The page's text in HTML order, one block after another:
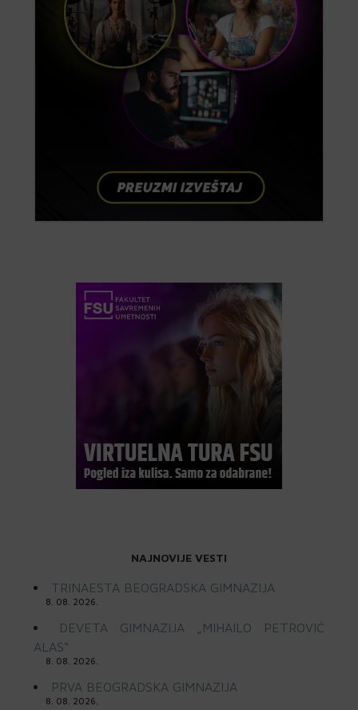
NAJNOVIJE VESTI
TRINAESTA BEOGRADSKA GIMNAZIJA
8. 08. 2026.
DEVETA GIMNAZIJA „MIHAILO PETROVIĆ
ALAS“
8. 08. 2026.
PRVA BEOGRADSKA GIMNAZIJA
8. 08. 2026.